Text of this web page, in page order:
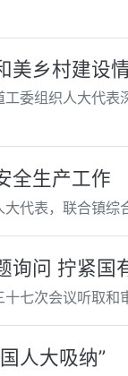
美乡村建设
委组织人大代
全生产工作
代表，联合镇
问 拧紧国
七次会议听取
人大吸纳”